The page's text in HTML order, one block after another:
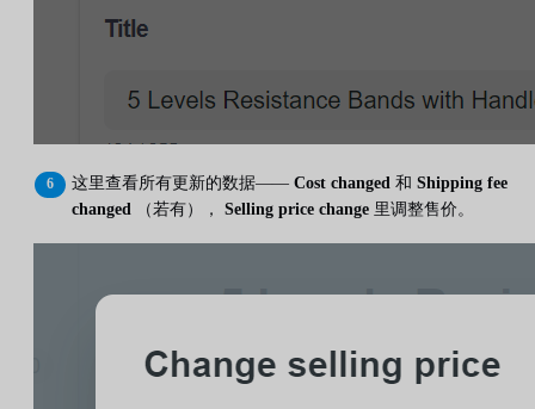
这里查看所有更新的数据—— Cost changed 和 Shipping fee
changed
（若有）， Selling price change 里调整售价。